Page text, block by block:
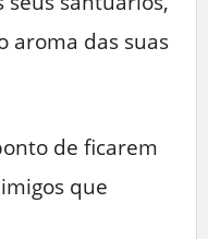
aroma das suas
de ficarem
que